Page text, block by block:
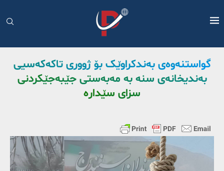
گواستنەوەی بەندکراوێک بۆ ژووری تاکەکەسیی
بەندیخانەی سنە بە مەبەستی جێبەجێکردنی
سزای سێدارە